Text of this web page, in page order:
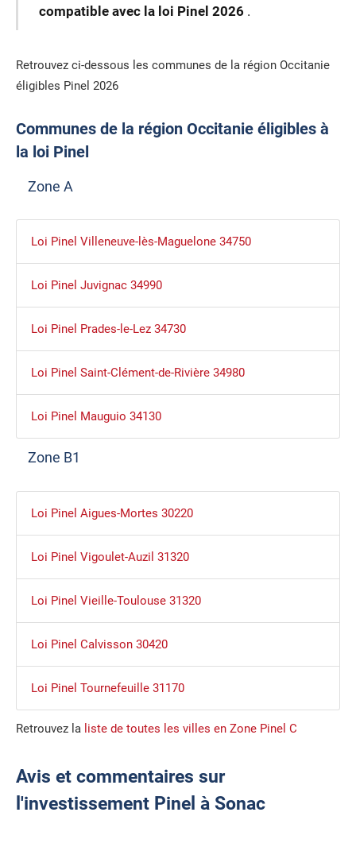
compatible avec la loi Pinel 2026 .
Retrouvez ci-dessous les communes de la région Occitanie
éligibles Pinel 2026
Communes de la région Occitanie éligibles à
la loi Pinel
Zone A
Loi Pinel Villeneuve-lès-Maguelone 34750
Loi Pinel Juvignac 34990
Loi Pinel Prades-le-Lez 34730
Loi Pinel Saint-Clément-de-Rivière 34980
Loi Pinel Mauguio 34130
Zone B1
Loi Pinel Aigues-Mortes 30220
Loi Pinel Vigoulet-Auzil 31320
Loi Pinel Vieille-Toulouse 31320
Loi Pinel Calvisson 30420
Loi Pinel Tournefeuille 31170
Retrouvez la liste de toutes les villes en Zone Pinel C
Avis et commentaires sur
l'investissement Pinel à Sonac